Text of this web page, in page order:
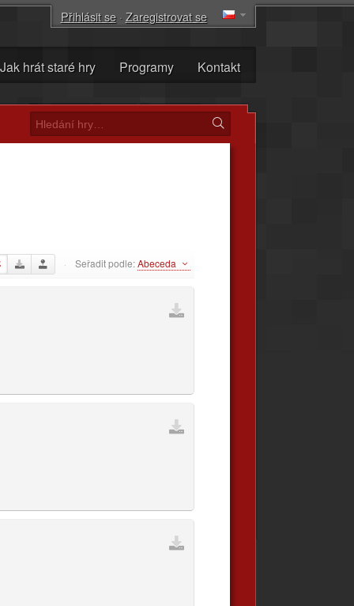
Přihlásit se·Zaregistrovat se
Jak hrát staré hry Programy Kontakt
· Seřadit podle:Abeceda